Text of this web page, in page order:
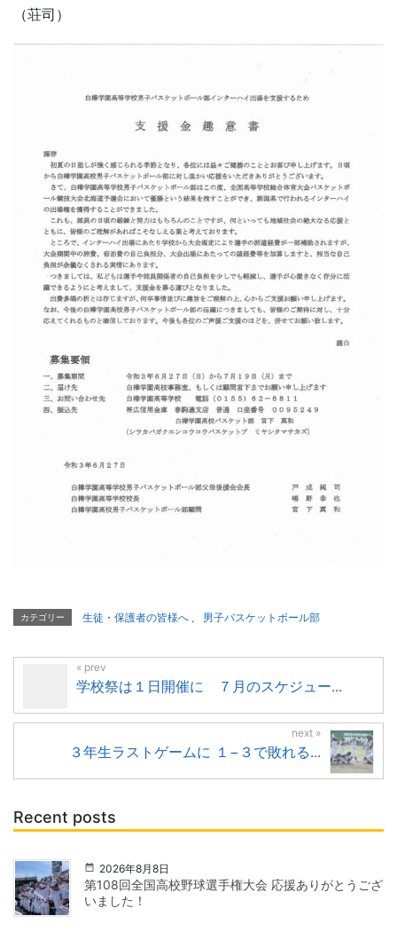
（荘司）
カテゴリー 生徒・保護者の皆様へ 、 男子バスケットボール部
学校祭は１日開催に ７月のスケジュー...
３年生ラストゲームに １−３で敗れる...
Recent posts
2026年8月8日
第108回全国高校野球選手権大会 応援ありがとうござ
いました！